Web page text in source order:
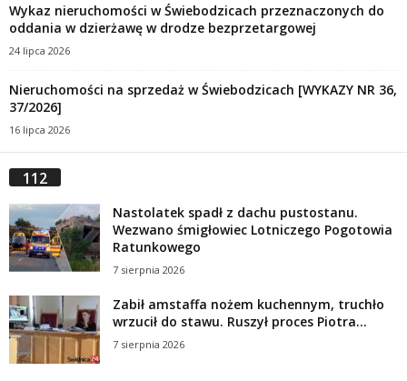
Wykaz nieruchomości w Świebodzicach przeznaczonych do
oddania w dzierżawę w drodze bezprzetargowej
24 lipca 2026
Nieruchomości na sprzedaż w Świebodzicach [WYKAZY NR 36,
37/2026]
16 lipca 2026
112
Nastolatek spadł z dachu pustostanu.
Wezwano śmigłowiec Lotniczego Pogotowia
Ratunkowego
7 sierpnia 2026
Zabił amstaffa nożem kuchennym, truchło
wrzucił do stawu. Ruszył proces Piotra...
7 sierpnia 2026